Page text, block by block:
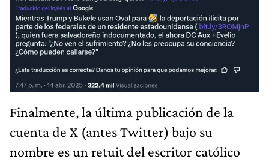
Finalmente, la última publicación de la
cuenta de X (antes Twitter) bajo su
nombre es un retuit del escritor católico